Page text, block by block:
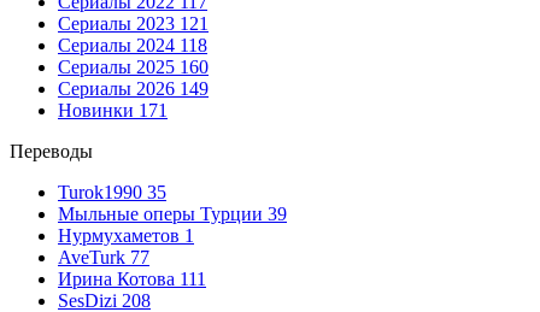
Сериалы 2023 121
Сериалы 2024 118
Сериалы 2025 160
Сериалы 2026 149
Новинки 171
Переводы
Turok1990 35
Мыльные оперы Турции 39
Нурмухаметов 1
AveTurk 77
Ирина Котова 111
SesDizi 208